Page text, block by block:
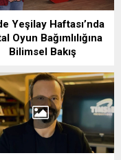
Yeşilay Haftası’nda
Oyun Bağımlılığına
Bilimsel Bakış